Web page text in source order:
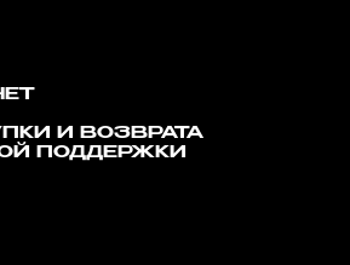
И ВОЗВРАТА
ПОДДЕРЖКИ